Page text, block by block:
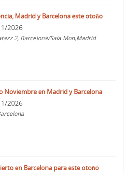
Madrid y Barcelona este otoño
2026
2, Barcelona/Sala Mon,Madrid
Noviembre en Madrid y Barcelona
2026
en Barcelona para este otoño